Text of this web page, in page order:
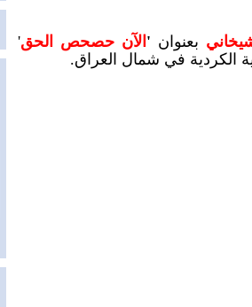
بعنوان ' الآن حصحص الحق'
الكردية في شمال العراق.